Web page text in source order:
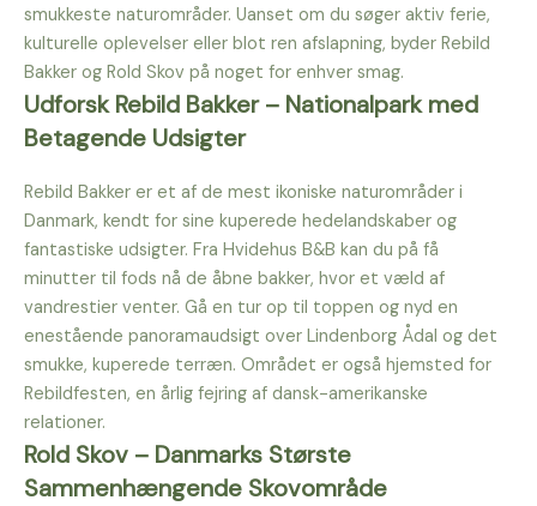
smukkeste naturområder. Uanset om du søger aktiv ferie,
kulturelle oplevelser eller blot ren afslapning, byder Rebild
Bakker og Rold Skov på noget for enhver smag.
Udforsk Rebild Bakker – Nationalpark med
Betagende Udsigter
Rebild Bakker er et af de mest ikoniske naturområder i
Danmark, kendt for sine kuperede hedelandskaber og
fantastiske udsigter. Fra Hvidehus B&B kan du på få
minutter til fods nå de åbne bakker, hvor et væld af
vandrestier venter. Gå en tur op til toppen og nyd en
enestående panoramaudsigt over Lindenborg Ådal og det
smukke, kuperede terræn. Området er også hjemsted for
Rebildfesten, en årlig fejring af dansk-amerikanske
relationer.
Rold Skov – Danmarks Største
Sammenhængende Skovområde